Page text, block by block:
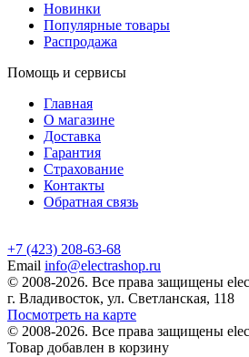
Новинки
Популярные товары
Распродажа
Помощь и сервисы
Главная
О магазине
Доставка
Гарантия
Страхование
Контакты
Обратная связь
+7 (423) 208-63-68
Email info@electrashop.ru
© 2008-2026. Все права защищены
г. Владивосток, ул. Светланская, 118
Посмотреть на карте
© 2008-2026. Все права защищены
Товар добавлен в корзину